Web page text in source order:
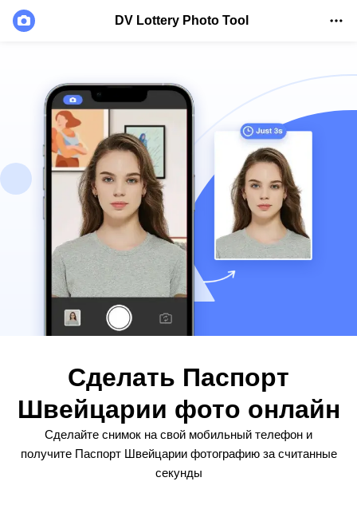
DV Lottery Photo Tool
Сделать Паспорт
Швейцарии фото онлайн
Сделайте снимок на свой мобильный телефон и
получите Паспорт Швейцарии фотографию за считанные
секунды